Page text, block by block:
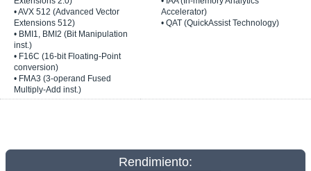
• AVX 512 (Advanced Vector
Extensions 512)
• BMI1, BMI2 (Bit Manipulation
inst.)
• F16C (16-bit Floating-Point
conversion)
• FMA3 (3-operand Fused
Multiply-Add inst.)
Accelerator)
• QAT (QuickAssist Technology)
Rendimiento: